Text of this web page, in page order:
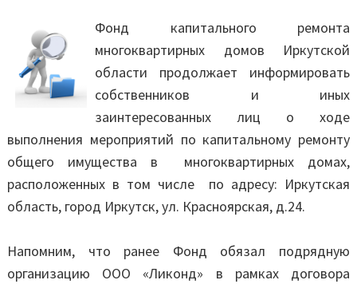
Фонд капитального ремонта
многоквартирных домов Иркутской
области продолжает информировать
собственников и иных
заинтересованных лиц о ходе
выполнения мероприятий по капитальному ремонту
общего имущества в многоквартирных домах,
расположенных в том числе по адресу: Иркутская
область, город Иркутск, ул. Красноярская, д.24.
Напомним, что ранее Фонд обязал подрядную
организацию ООО «Ликонд» в рамках договора